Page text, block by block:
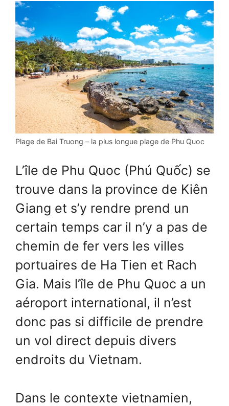
Plage de Bai Truong – la plus longue plage de Phu Quoc
L’île de Phu Quoc (Phú Quốc) se
trouve dans la province de Kiên
Giang et s’y rendre prend un
certain temps car il n’y a pas de
chemin de fer vers les villes
portuaires de Ha Tien et Rach
Gia. Mais l’île de Phu Quoc a un
aéroport international, il n’est
donc pas si difficile de prendre
un vol direct depuis divers
endroits du Vietnam.
Dans le contexte vietnamien,